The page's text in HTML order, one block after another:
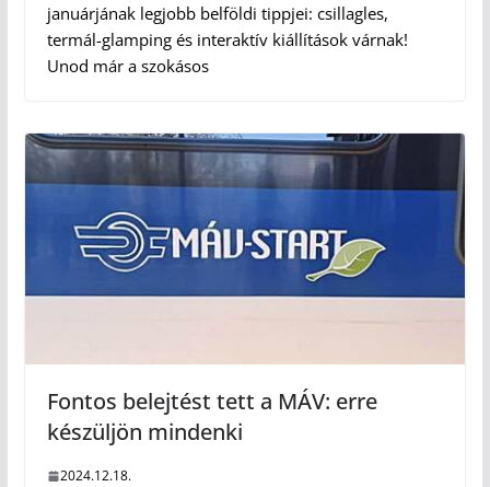
januárjának legjobb belföldi tippjei: csillagles,
termál-glamping és interaktív kiállítások várnak!
Unod már a szokásos
Fontos belejtést tett a MÁV: erre
készüljön mindenki
2024.12.18.